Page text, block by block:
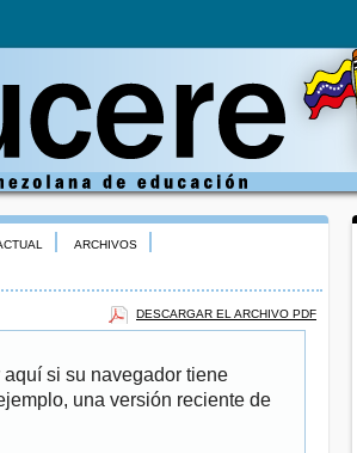
ARCHIVOS
DESCARGAR EL ARCHIVO PDF
si su navegador tiene
una versión reciente de